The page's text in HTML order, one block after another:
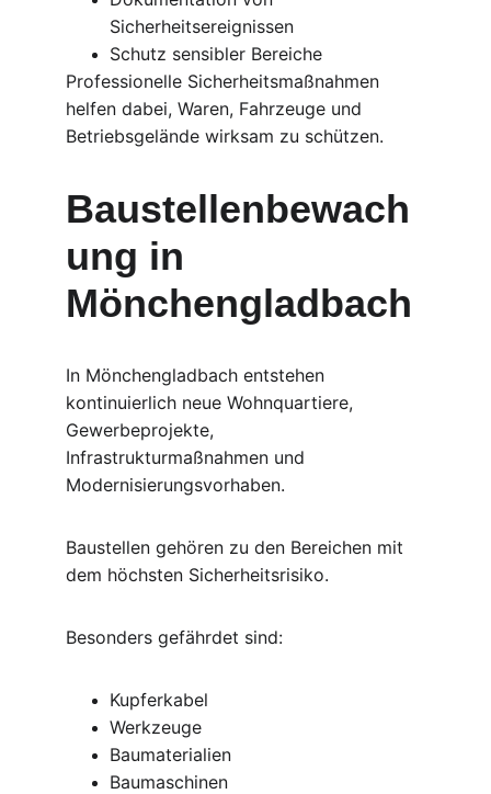
Sicherheitsereignissen
Schutz sensibler Bereiche
Professionelle Sicherheitsmaßnahmen
helfen dabei, Waren, Fahrzeuge und
Betriebsgelände wirksam zu schützen.
Baustellenbewach
ung in
Mönchengladbach
In Mönchengladbach entstehen
kontinuierlich neue Wohnquartiere,
Gewerbeprojekte,
Infrastrukturmaßnahmen und
Modernisierungsvorhaben.
Baustellen gehören zu den Bereichen mit
dem höchsten Sicherheitsrisiko.
Besonders gefährdet sind:
Kupferkabel
Werkzeuge
Baumaterialien
Baumaschinen